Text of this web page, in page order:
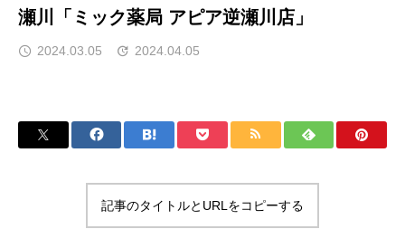
瀬川「ミック薬局 アピア逆瀬川店」
2024.03.05 2024.04.05
記事のタイトルとURLをコピーする